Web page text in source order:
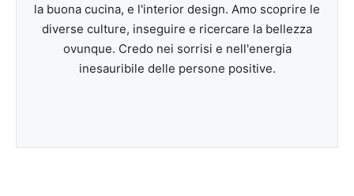
la buona cucina, e l'interior design. Amo scoprire le
diverse culture, inseguire e ricercare la bellezza
ovunque. Credo nei sorrisi e nell'energia
inesauribile delle persone positive.